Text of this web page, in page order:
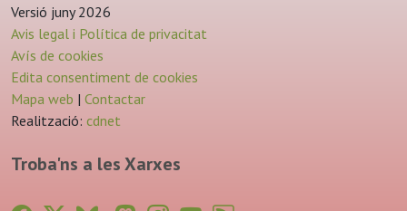
Versió juny 2026
Avis legal i Política de privacitat
Avís de cookies
Edita consentiment de cookies
Mapa web | Contactar
Realització: cdnet
Troba'ns a les Xarxes